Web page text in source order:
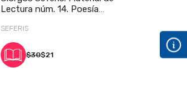
Lectura núm. 14. Poesía
SEFERIS
$30$21